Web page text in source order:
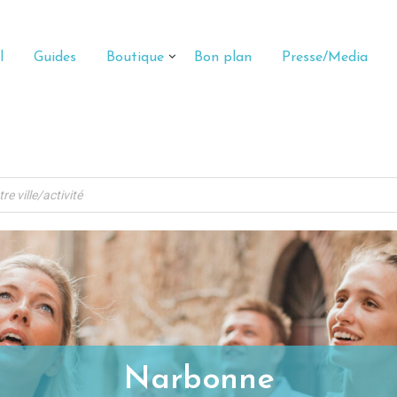
Guides Boutique Bon plan Presse/Media
Narbonne